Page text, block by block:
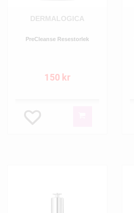
DERMALOGICA
PreCleanse Resestorlek
150 kr